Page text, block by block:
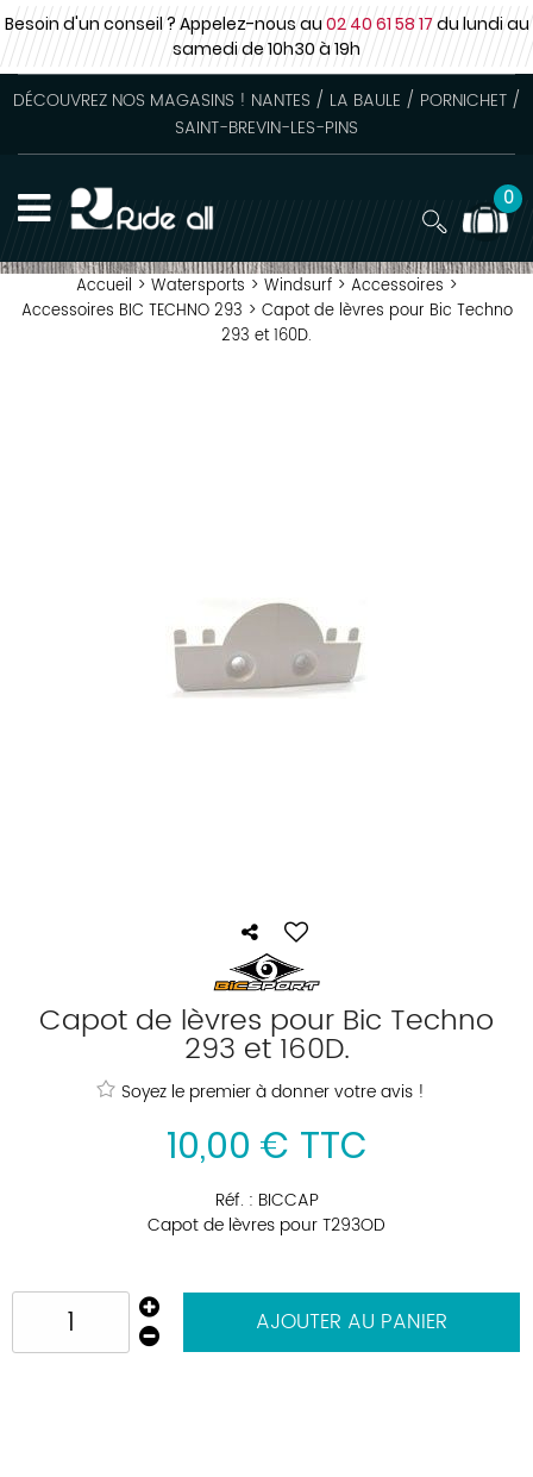
Besoin d'un conseil ? Appelez-nous au02 40 61 58 17du lundi au
samedide 10h30 à 19h
DÉCOUVREZ NOS MAGASINS ! NANTES / LA BAULE / PORNICHET /
SAINT-BREVIN-LES-PINS
0
Accueil > Watersports > Windsurf > Accessoires >
Accessoires BIC TECHNO 293 > Capot de lèvres pour Bic Techno
293 et 160D.
Capot de lèvres pour Bic Techno
293 et 160D.
Soyez le premier à donner votre avis !
10,00 € TTC
Réf. : BICCAP
Capot de lèvres pour T293OD
AJOUTER AU PANIER